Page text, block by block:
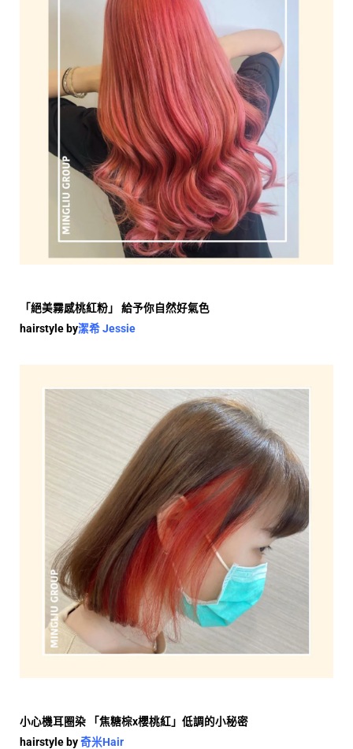
「絕美霧感桃紅粉」
給予你自然好氣色
hairstyle by潔希Jessie
小心機耳圈染 「焦糖棕x櫻桃紅」低調的小秘密
hairstyle by奇米Hair